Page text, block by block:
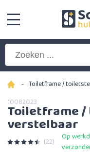
- Toiletframe /
10082023
Toiletframe
verstelbaar
(22)
Op